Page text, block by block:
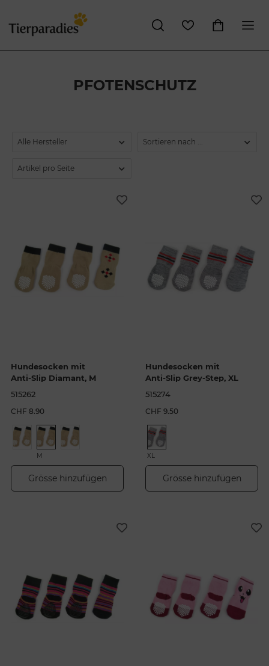
PFOTENSCHUTZ
Alle Hersteller Sortieren nach ...
Artikel pro Seite
Hundesocken mit
Anti-Slip Diamant, M
515262
CHF 8.90
M
Grösse hinzufügen
Hundesocken mit
Anti-Slip Grey-Step, XL
515274
CHF 9.50
XL
Grösse hinzufügen